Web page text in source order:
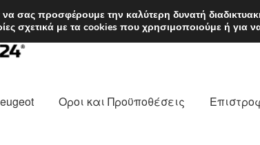
από 7 EUR
Οροι και Προϋποθέσεις
σας προσφέρουμε την καλύτερη δυνατή
σχετικά με τα cookies που χρησιμοποιούμε ή για